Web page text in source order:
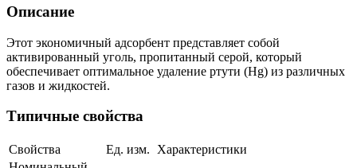
Описание
Этот экономичный адсорбент представляет собой
активированный уголь, пропитанный серой, который
обеспечивает оптимальное удаление ртути (Hg) из различных
газов и жидкостей.
Типичные свойства
Свойства Ед. изм.
Характеристики